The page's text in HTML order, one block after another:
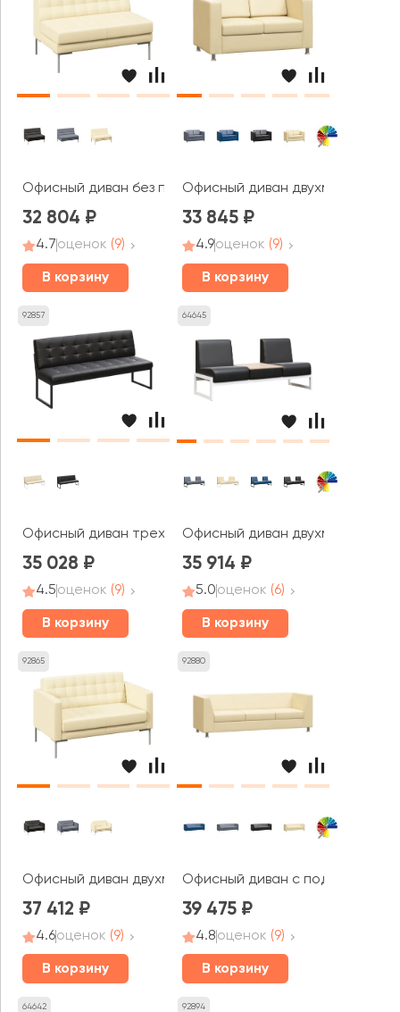
Офисный диван без подлокотников двухместный
32 804
4.7оценок (9)
В корзину
Офисный диван двухместный
33 845
4.9оценок (9)
В корзину
92857
Офисный диван трехместный Некст / Next
35 028
4.5оценок (9)
В корзину
64645
Офисный диван двухместный
35 914
5.0оценок (6)
В корзину
92865
Офисный диван двухместный Форест / Forest
37 412
4.6оценок (9)
В корзину
92880
Офисный диван с
39 475
4.8оценок (9)
В корзину
64642 92894